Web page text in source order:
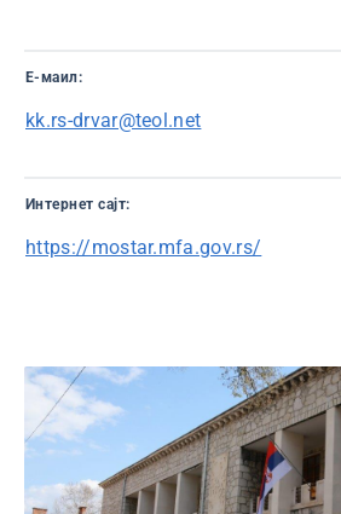
Е-маил:
kk.rs-drvar@teol.net
Интернет сајт:
https://mostar.mfa.gov.rs/